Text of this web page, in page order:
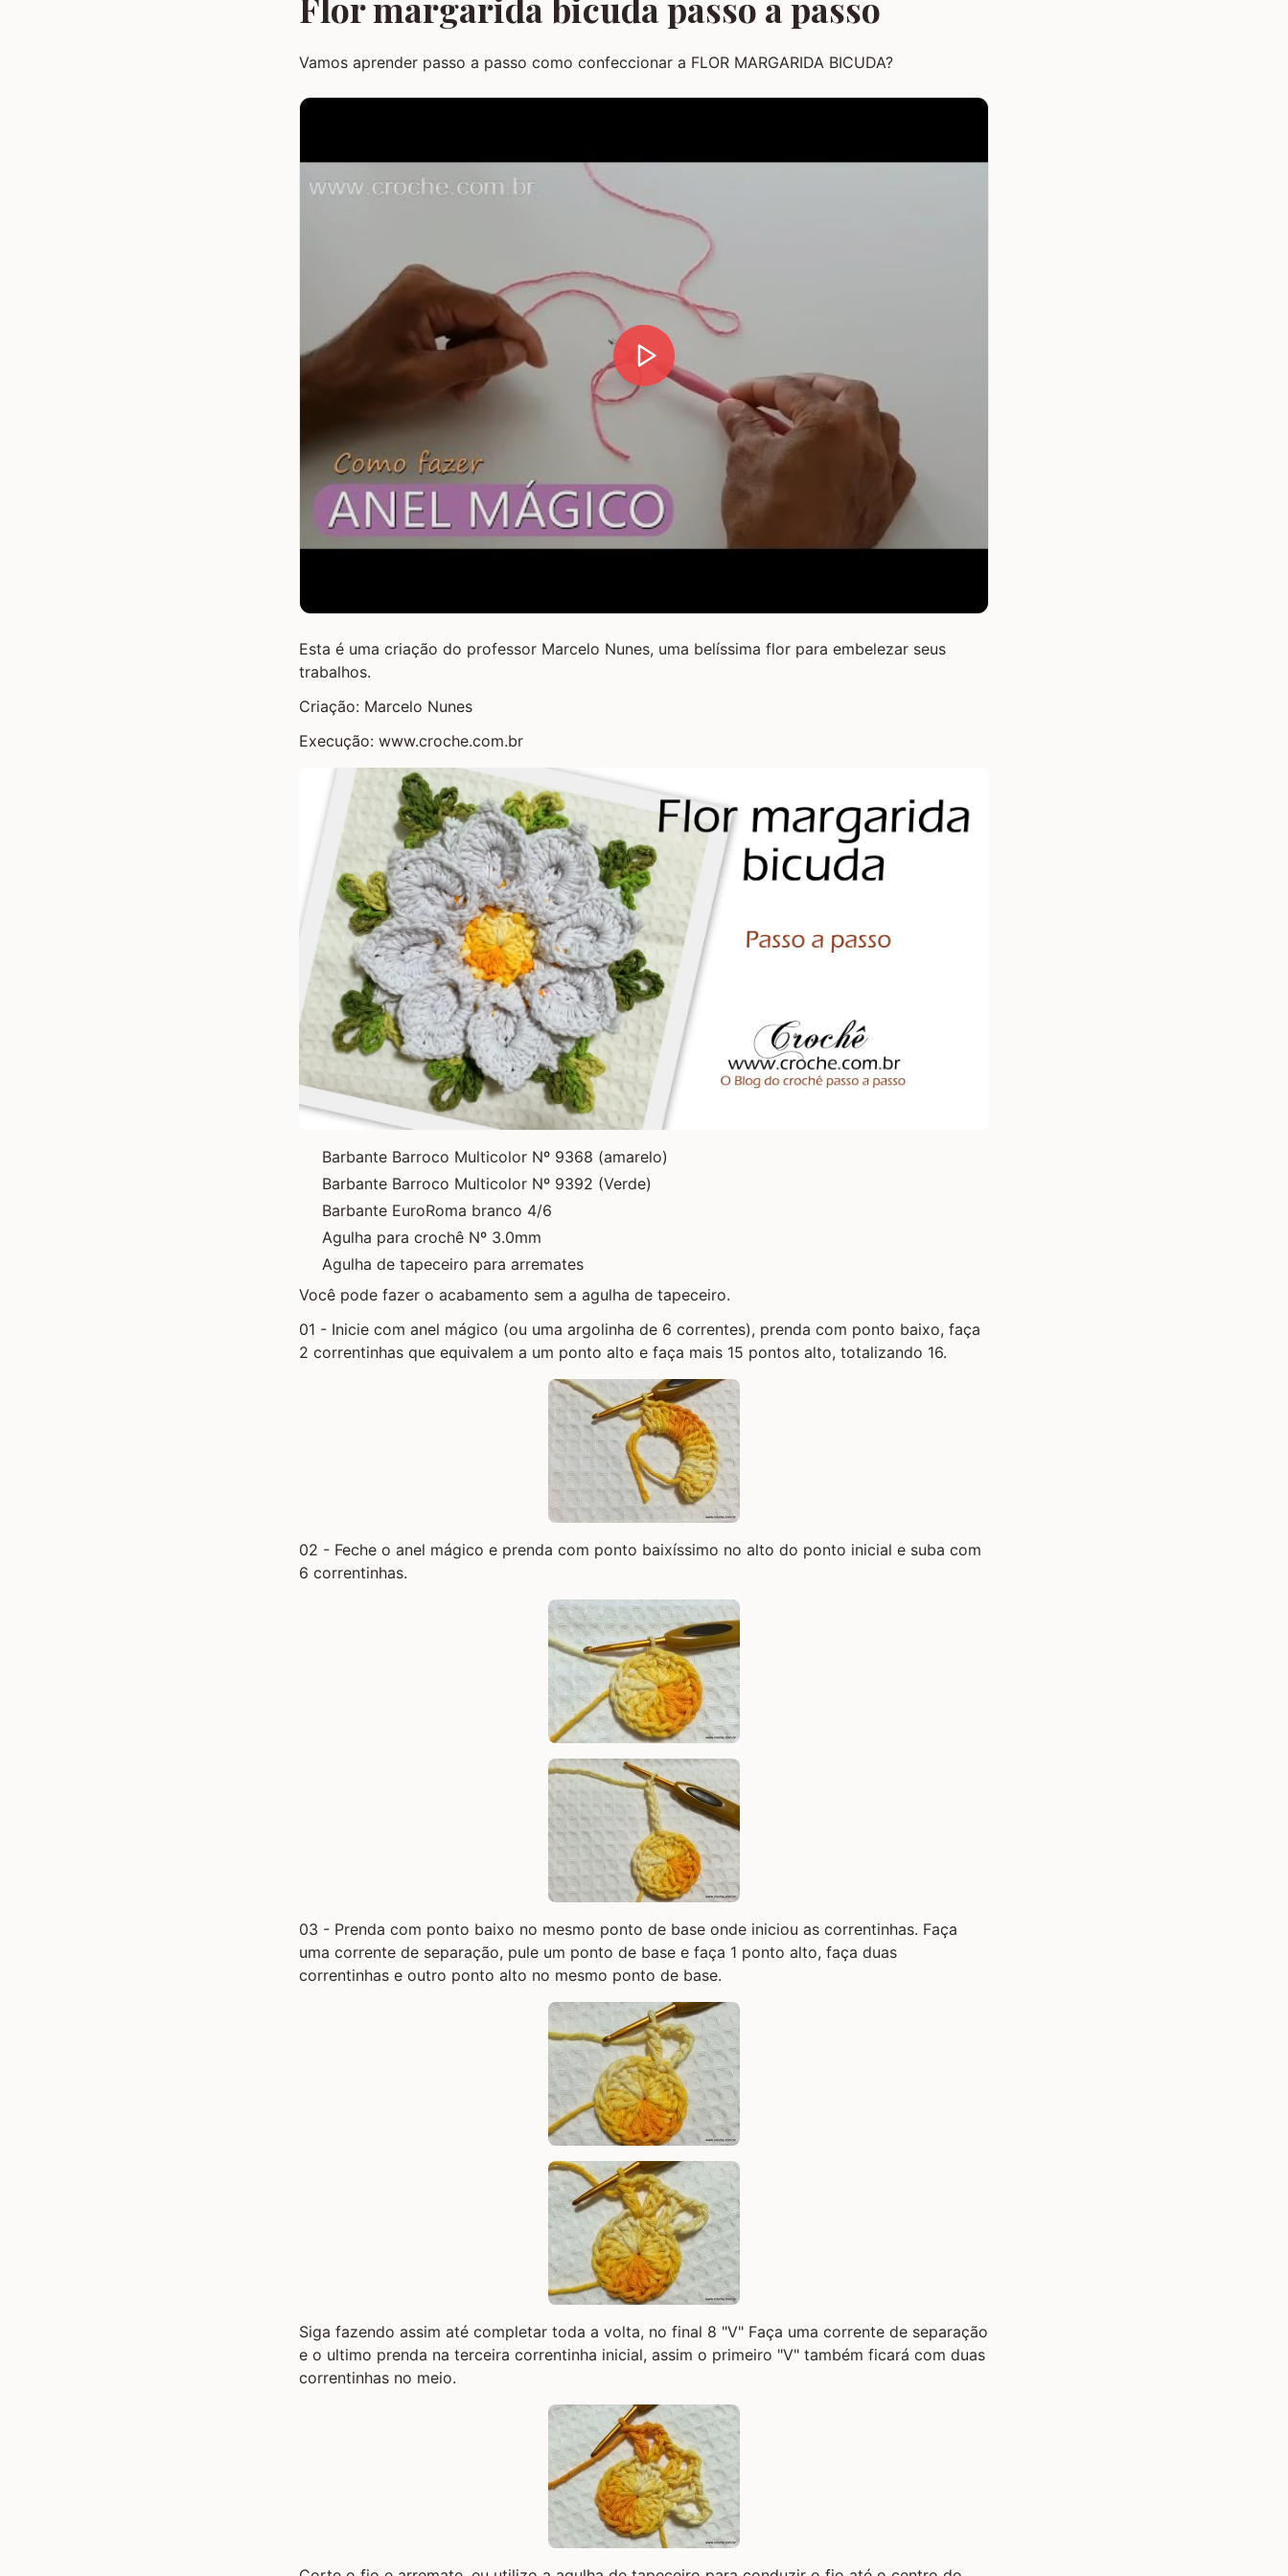
Vamos aprender passo a passo como confeccionar a FLOR MARGARIDA BICUDA?
Esta é uma criação do professor Marcelo Nunes, uma belíssima flor para embelezar seus
trabalhos.
Criação: Marcelo Nunes
Execução: www.croche.com.br
Barbante Barroco Multicolor Nº 9368 (amarelo)
Barbante Barroco Multicolor Nº 9392 (Verde)
Barbante EuroRoma branco 4/6
Agulha para crochê Nº 3.0mm
Agulha de tapeceiro para arremates
Você pode fazer o acabamento sem a agulha de tapeceiro.
01 - Inicie com anel mágico (ou uma argolinha de 6 correntes), prenda com ponto baixo, faça
2 correntinhas que equivalem a um ponto alto e faça mais 15 pontos alto, totalizando 16.
02 - Feche o anel mágico e prenda com ponto baixíssimo no alto do ponto inicial e suba com
6 correntinhas.
03 - Prenda com ponto baixo no mesmo ponto de base onde iniciou as correntinhas. Faça
uma corrente de separação, pule um ponto de base e faça 1 ponto alto, faça duas
correntinhas e outro ponto alto no mesmo ponto de base.
Siga fazendo assim até completar toda a volta, no final 8 "V" Faça uma corrente de separação
e o ultimo prenda na terceira correntinha inicial, assim o primeiro "V" também ficará com duas
correntinhas no meio.